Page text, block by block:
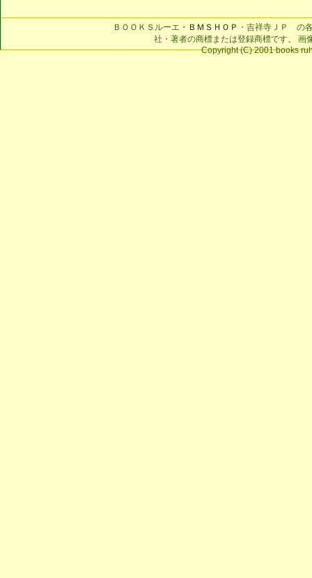
ＢＯＯＫＳルーエ・ ＢＭＳＨＯＰ ・吉祥寺ＪＰ の
社・著者の商標または登録商標です。 画
Copyright (C) 2001 books